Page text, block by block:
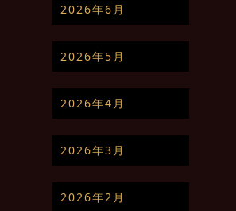
2026年6月
2026年5月
2026年4月
2026年3月
2026年2月